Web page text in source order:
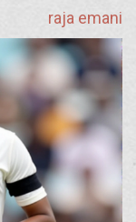
raja emani